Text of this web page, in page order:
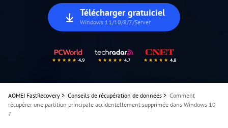
Télécharger gratuiciel
Windows 11/10/8/7/Server
AOMEI FastRecovery > Conseils de récupération de données > Comment
récupérer une partition principale accidentellement supprimée dans Windows 10
?